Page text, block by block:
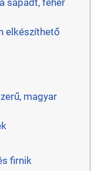
sápadt, fehér
elkészíthető
magyar
firnik